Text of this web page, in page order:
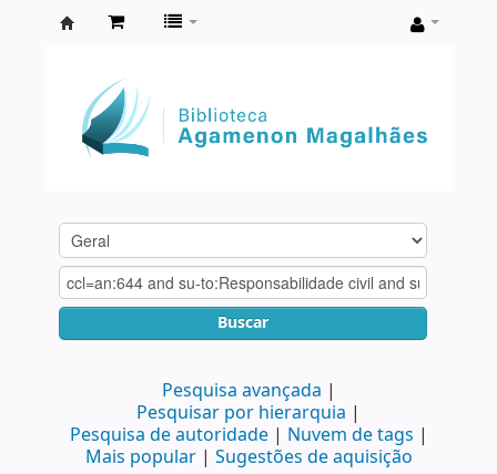
Agamenon
Magalhães
Buscar
Pesquisa avançada
Pesquisar por hierarquia
Pesquisa de autoridade
Nuvem de tags
Mais popular
Sugestões de aquisição